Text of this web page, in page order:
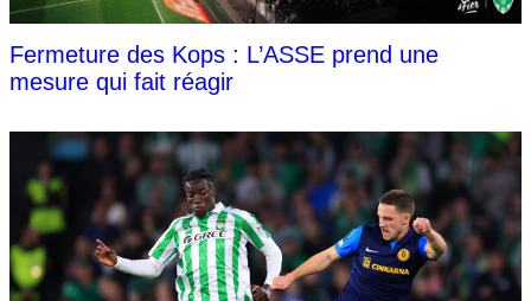
Fermeture des Kops : L’ASSE prend une
mesure qui fait réagir